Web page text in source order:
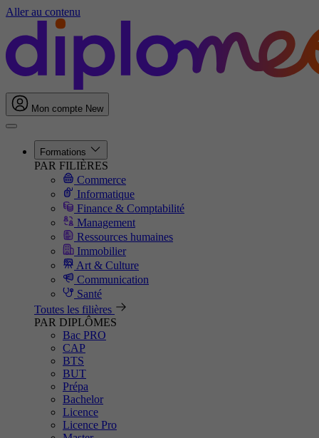
Aller au contenu
Mon compte New
Formations
PAR FILIÈRES
Commerce
Informatique
Finance & Comptabilité
Management
Ressources humaines
Immobilier
Art & Culture
Communication
Santé
Toutes les filières
PAR DIPLÔMES
Bac PRO
CAP
BTS
BUT
Prépa
Bachelor
Licence
Licence Pro